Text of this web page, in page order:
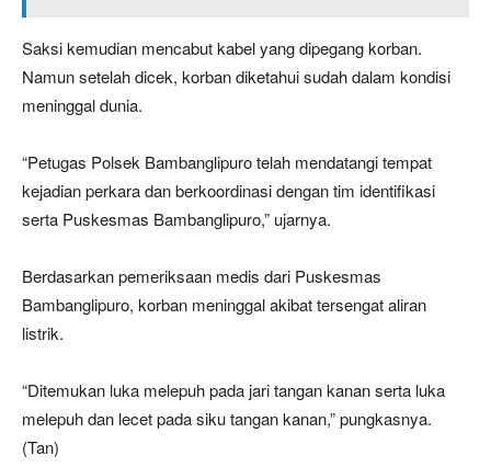
Saksi kemudian mencabut kabel yang dipegang korban.
Namun setelah dicek, korban diketahui sudah dalam kondisi
meninggal dunia.
“Petugas Polsek Bambanglipuro telah mendatangi tempat
kejadian perkara dan berkoordinasi dengan tim identifikasi
serta Puskesmas Bambanglipuro,” ujarnya.
Berdasarkan pemeriksaan medis dari Puskesmas
Bambanglipuro, korban meninggal akibat tersengat aliran
listrik.
“Ditemukan luka melepuh pada jari tangan kanan serta luka
melepuh dan lecet pada siku tangan kanan,” pungkasnya.
(Tan)